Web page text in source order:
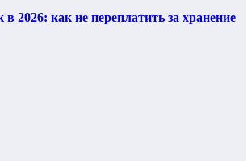
2026: как не переплатить за хранение